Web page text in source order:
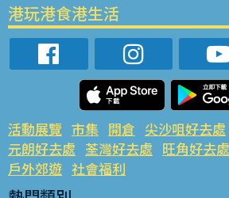
港玩港食港生活
活動展覽 市集 開倉 尖沙咀好去處
元朗好去處 荃灣好去處 旺角好去處
戶外郊遊 社會福利